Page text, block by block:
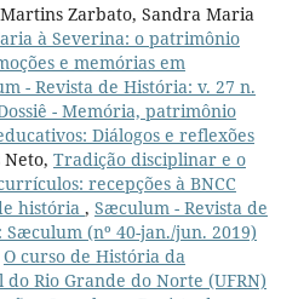
Zarbato, Sandra Maria
à Severina: o patrimônio
e memórias em
- Revista de História: v. 27 n.
- Memória, patrimônio
Diálogos e reflexões
Neto, Tradição disciplinar e o
recepções à BNCC
história , Sæculum - Revista de
(nº 40-jan./jun. 2019)
O curso de História da
Rio Grande do Norte (UFRN)